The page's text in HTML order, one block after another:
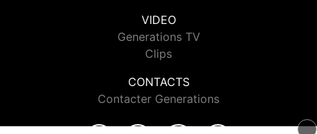
VIDEO
Generations TV
Clips
CONTACTS
Contacter Generations